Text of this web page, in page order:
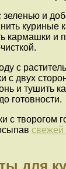
и
куриные
кармашки и
с
с двух
и тушить
готовности.
с творогом
свежей
для